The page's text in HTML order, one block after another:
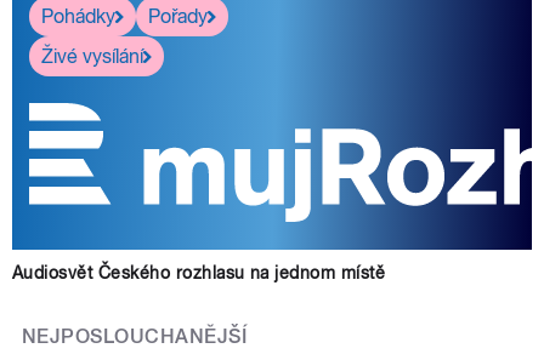
Pohádky
Pořady
Živé vysílání
Audiosvět Českého rozhlasu na jednom místě
NEJPOSLOUCHANĚJŠÍ